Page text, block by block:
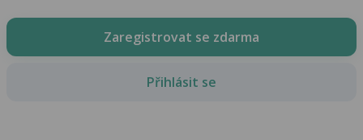
Zaregistrovat se zdarma
Přihlásit se